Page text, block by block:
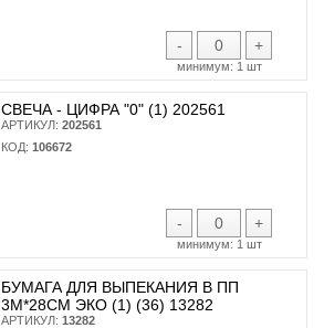
- +
минимум: 1 шт
СВЕЧА - ЦИФРА "0" (1) 202561
АРТИКУЛ: 202561
КОД: 106672
- +
минимум: 1 шт
БУМАГА ДЛЯ ВЫПЕКАНИЯ В ПП
3М*28СМ ЭКО (1) (36) 13282
АРТИКУЛ: 13282